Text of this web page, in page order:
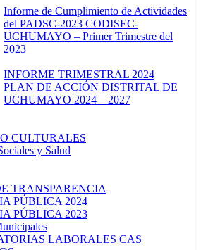
Informe de Cumplimiento de Actividades
del PADSC-2023 CODISEC-
UCHUMAYO – Primer Trimestre del
2023
INFORME TRIMESTRAL 2024
PLAN DE ACCIÓN DISTRITAL DE
UCHUMAYO 2024 – 2027
CULTURALES
y Salud
TRANSPARENCIA
PÚBLICA 2024
PÚBLICA 2023
LABORALES CAS